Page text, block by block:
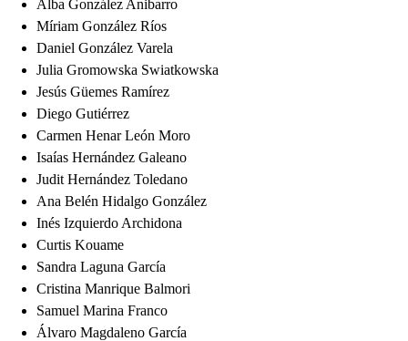
Alba González Anibarro
Míriam González Ríos
Daniel González Varela
Julia Gromowska Swiatkowska
Jesús Güemes Ramírez
Diego Gutiérrez
Carmen Henar León Moro
Isaías Hernández Galeano
Judit Hernández Toledano
Ana Belén Hidalgo González
Inés Izquierdo Archidona
Curtis Kouame
Sandra Laguna García
Cristina Manrique Balmori
Samuel Marina Franco
Álvaro Magdaleno García